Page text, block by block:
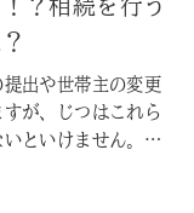
？相続を行う
出や世帯主の変更
が、じつはこれら
といけません。相
短期間の間にたく
のような相続項目